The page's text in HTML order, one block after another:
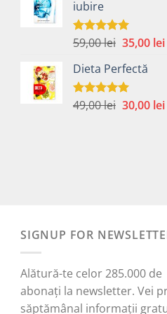
42,00 lei.
iubire
Evaluat la
59,00lei Prețul
a
fost:
59,00 lei.
35,00 lei
Dieta Perfectă
Evaluat la
49,00lei Prețul
30,00 lei
SIGNUP FOR
Alătură-te celor 285.000 de
abonați la newsletter. Vei
săptămânal informații